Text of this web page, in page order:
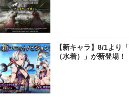
【新キャラ】8/1より
（水着）」が新登場！